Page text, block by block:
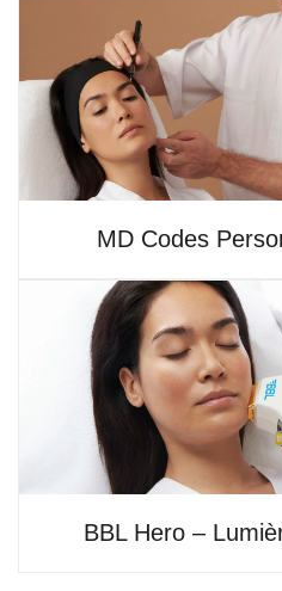
MD Codes
BBL Hero –